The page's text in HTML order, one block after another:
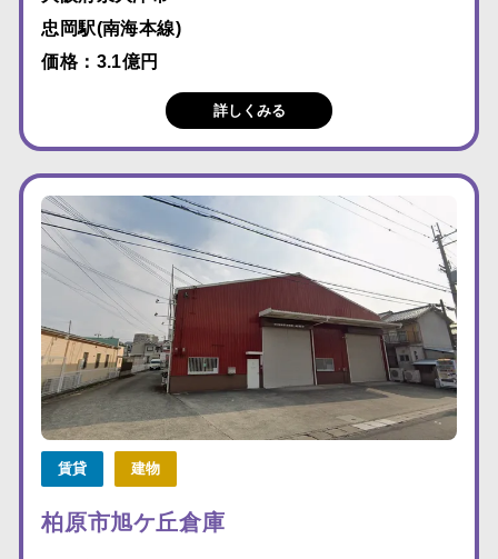
忠岡駅(南海本線)
価格：3.1億円
詳しくみる
賃貸 建物
柏原市旭ケ丘倉庫